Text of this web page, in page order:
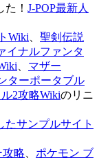
！ J-POP最新人
Wiki
聖剣伝説
イナルファンタ
マザー
ターポータブル
2攻略Wikiのリニ
たサンプルサイト
攻略
ポケモン ブ